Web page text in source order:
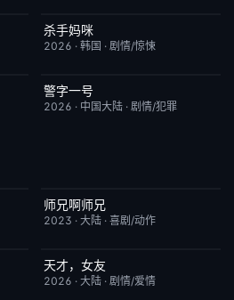
更新至第04集
杀手妈咪
2026 · 韩国 · 剧情/惊悚
更新至第30集
警字一号
2026 · 中国大陆 · 剧情/犯罪
更新至第153集
师兄啊师兄
2023 · 大陆 · 喜剧/动作
更新至第18集
天才，女友
2026 · 大陆 · 剧情/爱情